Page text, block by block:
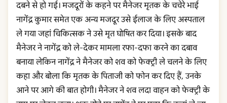
दबने से हो गई। मजदूरों के कहने पर मैनेजर मृतक के चचेरे भाई
नागेंद्र कुमार समेत एक अन्य मजदूर उसे ईलाज के लिए अस्पताल
ले गया जहां चिकित्सक ने उसे मृत घोषित कर दिया। इसके बाद
मैनेजर ने नागेंद्र को ले-देकर मामला रफा-दफा करने का दबाव
बनाया लेकिन नागेंद्र ने मैनेजर को शव को फेक्ट्री ले चलने के लिए
कहा और बोला कि मृतक के पिताजी को फोन कर दिए हैं, उनके
आने पर आगे की बात होगी। मैनेजर ने शव लदा वाहन को फेक्ट्री के